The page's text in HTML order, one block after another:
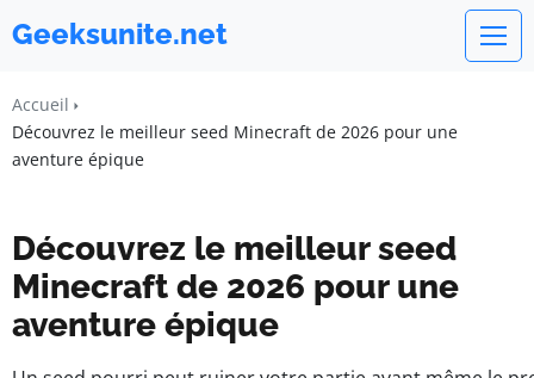
Geeksunite.net
Accueil
Découvrez le meilleur seed Minecraft de 2026 pour une
aventure épique
Découvrez le meilleur seed
Minecraft de 2026 pour une
aventure épique